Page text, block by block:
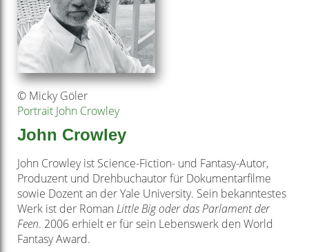
© Micky Göler
Portrait John Crowley
John Crowley
John Crowley ist Science-­Fiction-­ und Fantasy­-Autor,
Produzent und Drehbuchautor für Dokumentarfilme
sowie Dozent an der Yale University. Sein bekanntestes
Werk ist der Roman Little Big oder das Parlament der
Feen. 2006 erhielt er für sein Lebenswerk den World
Fantasy Award.